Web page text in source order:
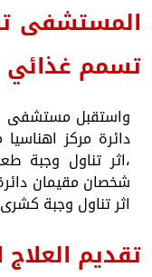
المستشفى
تسمم غذائي
دائرة مركز
،اثر تناول وجبة
شخصان مقيمان
اثر تناول وجبة
تقديم العلاج